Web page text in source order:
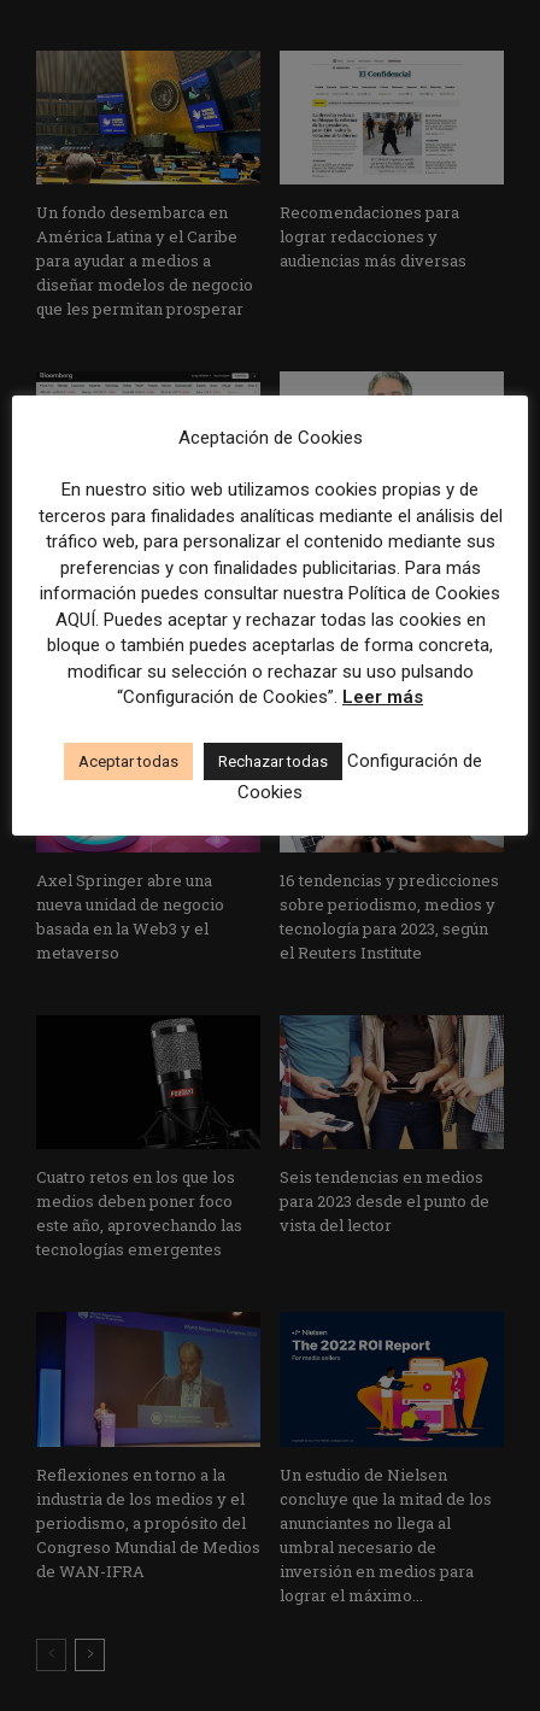
Un fondo desembarca en
América Latina y el Caribe
para ayudar a medios a
diseñar modelos de negocio
que les permitan prosperar
Recomendaciones para
lograr redacciones y
audiencias más diversas
Nuevos productos
informativos y una nueva
estrategia disparan las
suscripciones y los ingresos
en Bloomberg Media
Javier Petersen (El Cronista,
Argentina): “Queremos
ocupar un lugar cada vez más
relevante como productores
de contenido para las
audiencias españolas”
Axel Springer abre una
nueva unidad de negocio
basada en la Web3 y el
metaverso
16 tendencias y predicciones
sobre periodismo, medios y
tecnología para 2023, según
el Reuters Institute
Cuatro retos en los que los
medios deben poner foco
este año, aprovechando las
tecnologías emergentes
Seis tendencias en medios
para 2023 desde el punto de
vista del lector
Reflexiones en torno a la
industria de los medios y el
periodismo, a propósito del
Congreso Mundial de Medios
de WAN-IFRA
Un estudio de Nielsen
concluye que la mitad de los
anunciantes no llega al
umbral necesario de
inversión en medios para
lograr el máximo...
Aceptación de Cookies
En nuestro sitio web utilizamos cookies propias y de
terceros para finalidades analíticas mediante el análisis del
tráfico web, para personalizar el contenido mediante sus
preferencias y con finalidades publicitarias. Para más
información puedes consultar nuestra Política de Cookies
AQUÍ. Puedes aceptar y rechazar todas las cookies en
bloque o también puedes aceptarlas de forma concreta,
modificar su selección o rechazar su uso pulsando
“Configuración de Cookies”. Leer más
Aceptar todas Rechazar todas
Configuración de
Cookies